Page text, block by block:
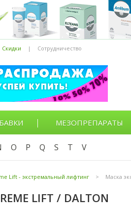
Скидки | Сотрудничество
МЕЗОПРЕПАРАТЫ
O P Q S T V
Lift - экстремальный лифтинг > Маска
LIFT / DALTON